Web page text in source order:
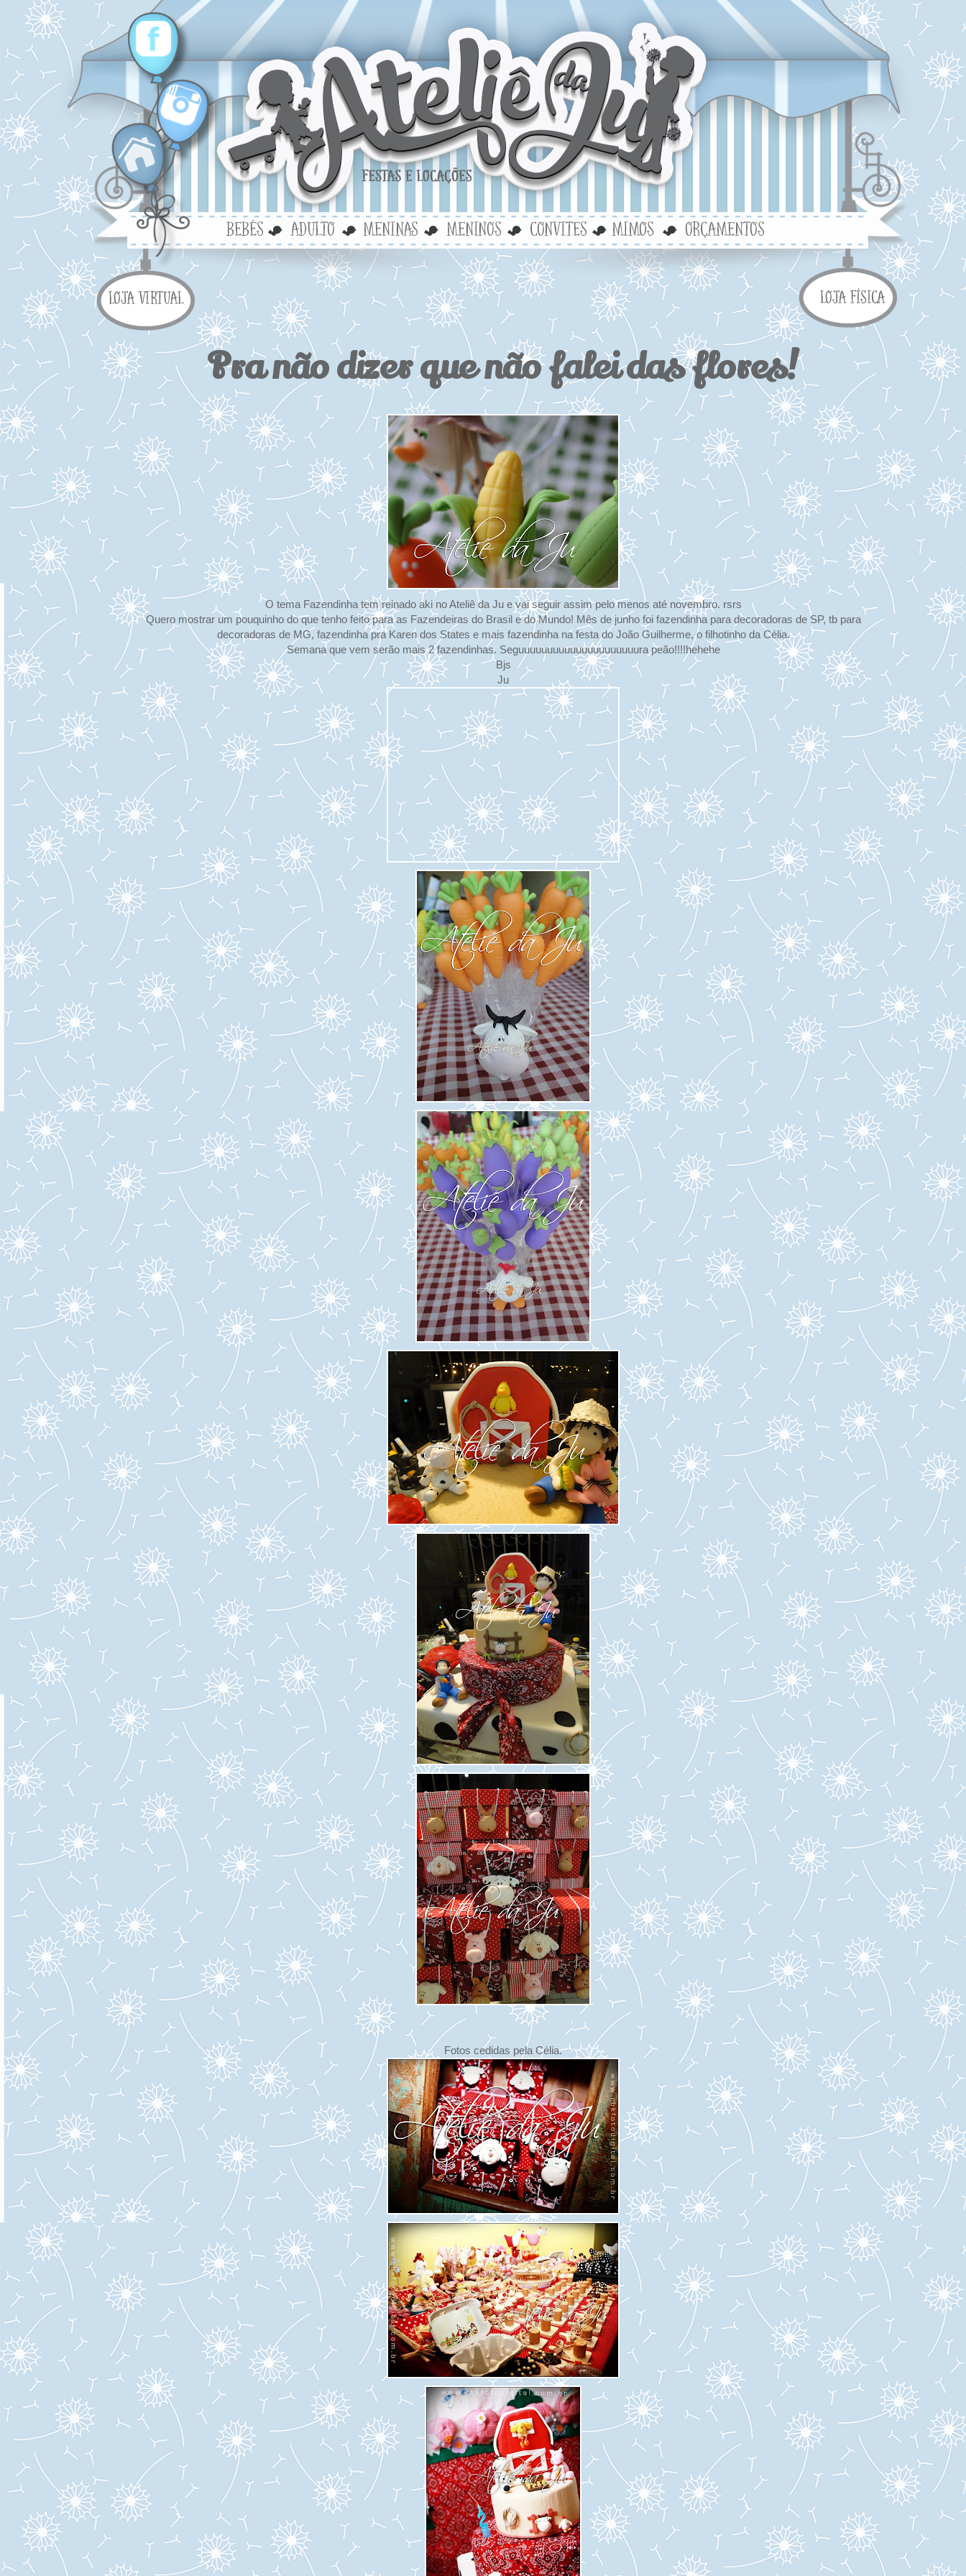
Pra não dizer que não falei das flores!
O tema Fazendinha tem reinado aki no Ateliê da Ju e vai seguir assim pelo menos até novembro. rsrs
Quero mostrar um pouquinho do que tenho feito para as Fazendeiras do Brasil e do Mundo! Mês de junho foi fazendinha para decoradoras de SP, tb para
decoradoras de MG, fazendinha pra Karen dos States e mais fazendinha na festa do João Guilherme, o filhotinho da Célia.
Semana que vem serão mais 2 fazendinhas. Seguuuuuuuuuuuuuuuuuuuuura peão!!!!hehehe
Bjs
Ju
Fotos cedidas pela Célia.